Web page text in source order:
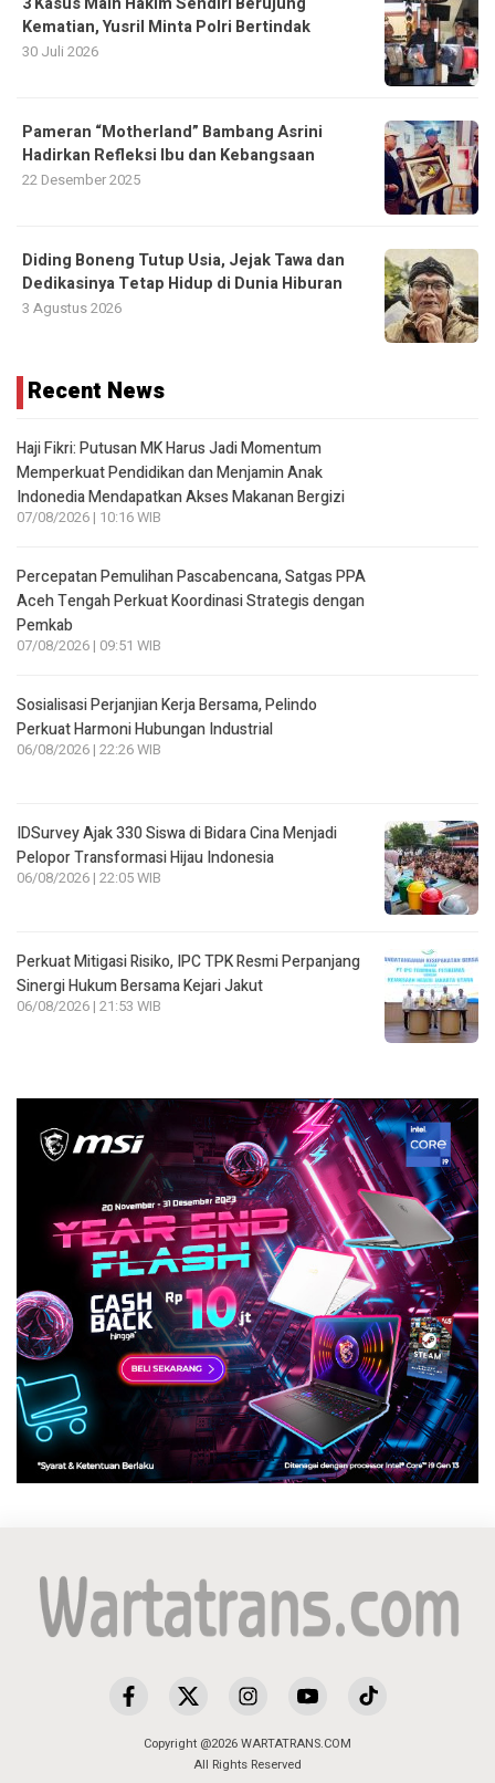
Kematian, Yusril Minta Polri Bertindak
30 Juli 2026
Pameran “Motherland” Bambang Asrini
Hadirkan Refleksi Ibu dan Kebangsaan
22 Desember 2025
Diding Boneng Tutup Usia, Jejak Tawa dan
Dedikasinya Tetap Hidup di Dunia Hiburan
3 Agustus 2026
Recent News
Haji Fikri: Putusan MK Harus Jadi Momentum
Memperkuat Pendidikan dan Menjamin Anak
Indonedia Mendapatkan Akses Makanan Bergizi
07/08/2026 | 10:16 WIB
Percepatan Pemulihan Pascabencana, Satgas PPA
Aceh Tengah Perkuat Koordinasi Strategis dengan
Pemkab
07/08/2026 | 09:51 WIB
Sosialisasi Perjanjian Kerja Bersama, Pelindo
Perkuat Harmoni Hubungan Industrial
06/08/2026 | 22:26 WIB
IDSurvey Ajak 330 Siswa di Bidara Cina Menjadi
Pelopor Transformasi Hijau Indonesia
06/08/2026 | 22:05 WIB
Perkuat Mitigasi Risiko, IPC TPK Resmi Perpanjang
Sinergi Hukum Bersama Kejari Jakut
06/08/2026 | 21:53 WIB
Copyright @2026 WARTATRANS.COM
All Rights Reserved